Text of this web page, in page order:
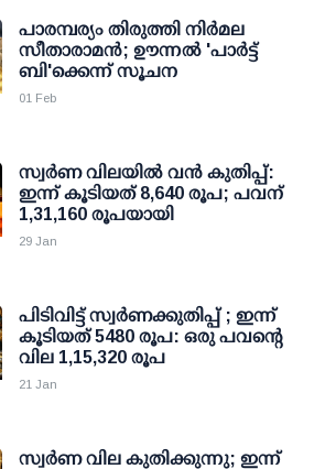
പാരമ്പര്യം തിരുത്തി നിര്‍മല
സീതാരാമന്‍; ഊന്നല്‍ 'പാര്‍ട്ട്
ബി'ക്കെന്ന് സൂചന
01 Feb
സ്വര്‍ണ വിലയില്‍ വന്‍ കുതിപ്പ്:
ഇന്ന് കൂടിയത് 8,640 രൂപ; പവന്
1,31,160 രൂപയായി
29 Jan
പിടിവിട്ട് സ്വര്‍ണക്കുതിപ്പ് ; ഇന്ന്
കൂടിയത് 5480 രൂപ: ഒരു പവന്റെ
വില 1,15,320 രൂപ
21 Jan
സ്വര്‍ണ വില കുതിക്കുന്നു; ഇന്ന്